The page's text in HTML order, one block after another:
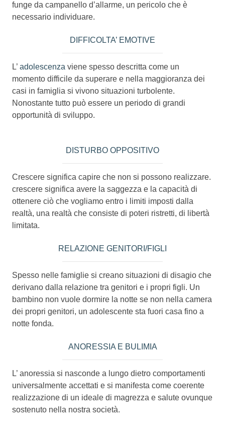
funge da campanello d’allarme, un pericolo che è
necessario individuare.
DIFFICOLTA’ EMOTIVE
L’ adolescenza viene spesso descritta come un
momento difficile da superare e nella maggioranza dei
casi in famiglia si vivono situazioni turbolente.
Nonostante tutto può essere un periodo di grandi
opportunità di sviluppo.
DISTURBO OPPOSITIVO
Crescere significa capire che non si possono realizzare.
crescere significa avere la saggezza e la capacità di
ottenere ciò che vogliamo entro i limiti imposti dalla
realtà, una realtà che consiste di poteri ristretti, di libertà
limitata.
RELAZIONE GENITORI/FIGLI
Spesso nelle famiglie si creano situazioni di disagio che
derivano dalla relazione tra genitori e i propri figli. Un
bambino non vuole dormire la notte se non nella camera
dei propri genitori, un adolescente sta fuori casa fino a
notte fonda.
ANORESSIA E BULIMIA
L’ anoressia si nasconde a lungo dietro comportamenti
universalmente accettati e si manifesta come coerente
realizzazione di un ideale di magrezza e salute ovunque
sostenuto nella nostra società.